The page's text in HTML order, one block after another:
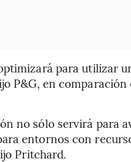
para utilizar
P&G, en
no sólo servirá para
entornos con
Pritchard.